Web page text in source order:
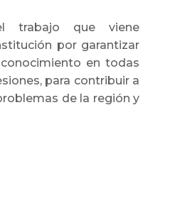
trabajo que viene
por garantizar
en todas
para contribuir a
de la región y